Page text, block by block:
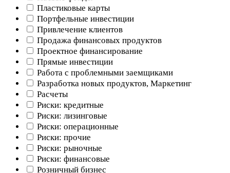
Пластиковые карты
Портфельные инвестиции
Привлечение клиентов
Продажа финансовых продуктов
Проектное финансирование
Прямые инвестиции
Работа с проблемными заемщиками
Разработка новых продуктов, Маркетинг
Расчеты
Риски: кредитные
Риски: лизинговые
Риски: операционные
Риски: прочие
Риски: рыночные
Риски: финансовые
Розничный бизнес